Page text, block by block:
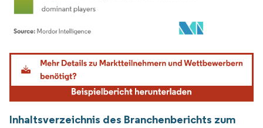
Bild © Mordor Intelligence. Wiederverwendung erfordert Namensnennung gemäß
Inhaltsverzeichnis des Branchenberichts zum